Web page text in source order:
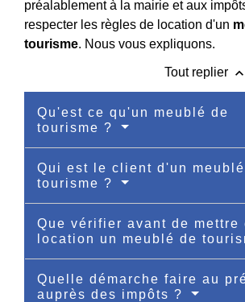
préalablement à la mairie et aux
respecter les règles de location d'un
tourisme. Nous vous expliquons.
Tout replier keyboard_arrow_up
Qu'est ce qu'un meublé de
tourisme ?
Qui est le client d'un
tourisme ?
Que vérifier avant de mettre
location un meublé de
Quelle démarche faire au
auprès des impôts ?